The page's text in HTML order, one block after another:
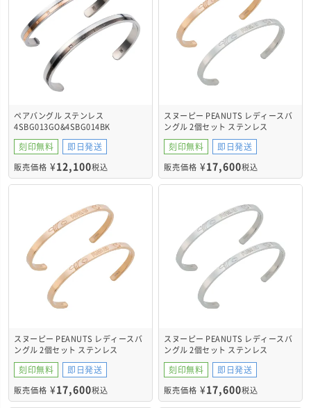
ペアバングル ステンレス
4SBG013GO&4SBG014BK
刻印無料 即日発送
販売価格 ¥12,100税込
スヌーピー PEANUTS レディースバ
ングル 2個セット ステンレス
PNST003GO&PNST003SV
刻印無料 即日発送
販売価格 ¥17,600税込
スヌーピー PEANUTS レディースバ
ングル 2個セット ステンレス
PNST003GO&PNST003GO
刻印無料 即日発送
販売価格 ¥17,600税込
スヌーピー PEANUTS レディースバ
ングル 2個セット ステンレス
PNST003SV&PNST003SV
刻印無料 即日発送
販売価格 ¥17,600税込